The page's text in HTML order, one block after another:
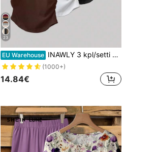
23
EU Warehouse INAWLY 3 kpl/setti naisten rento laskostettu vyötäröllä varustettu lyhythihainen t-paita, monipuolinen ja tyylikäs, sopii kesään
(1000+)
14.84€